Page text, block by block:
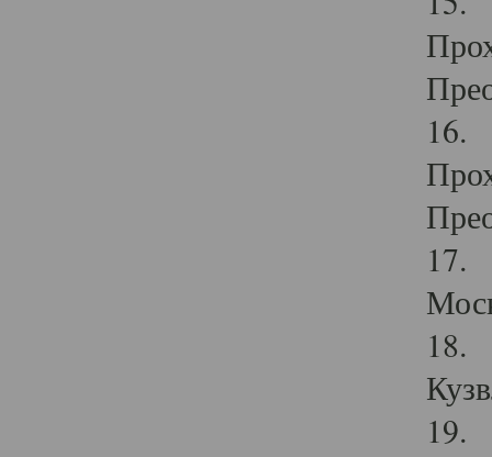
16.
17.
18.
19.